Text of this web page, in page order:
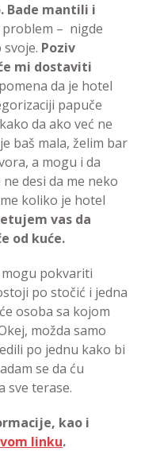
Bade mantili i
problem – nigde
Poziv
mi dostaviti
da je hotel
papuče
da ako već ne
baš mala, želim bar
a mogu i da
desi da me neko
koliko je hotel
vas da
od kuće.
pokvariti
po stočić i jedna
osoba sa kojom
možda samo
po jednu kako bi
se da ću
sve terase.
kao i
linku.